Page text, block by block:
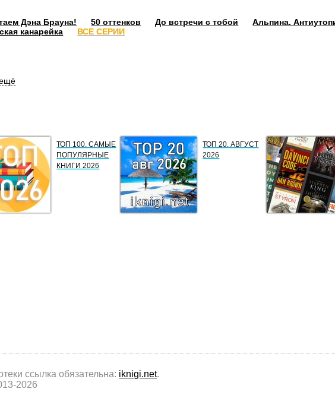
Дэна Брауна! 50 оттенков До встречи с тобой
Альпина.
канарейка ВСЕ СЕРИИ
ТОП 100. САМЫЕ
ПОПУЛЯРНЫЕ
КНИГИ 2026
ТОП 20. АВГУСТ
2026
ссылка обязательна: iknigi.net.
2026